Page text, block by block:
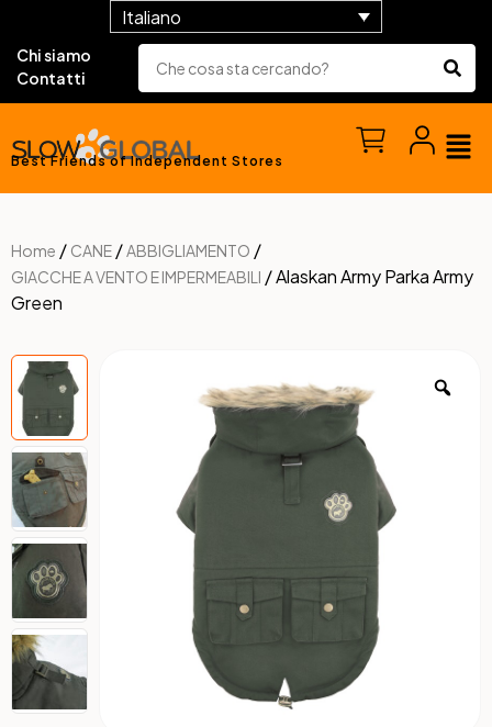
Italiano
Chi siamo
Contatti
Best Friends of Independent Stores
Home / CANE /ABBIGLIAMENTO /
GIACCHE A VENTO E IMPERMEABILI / Alaskan Army Parka Army
Green